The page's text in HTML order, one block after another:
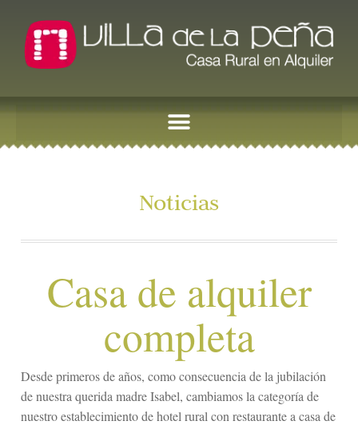
Noticias
Casa de alquiler
completa
Desde primeros de años, como consecuencia de la jubilación
de nuestra querida madre Isabel, cambiamos la categoría de
nuestro establecimiento de hotel rural con restaurante a casa de